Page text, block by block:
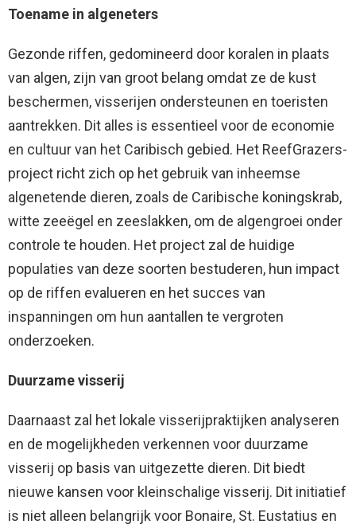
Toename in algeneters
Gezonde riffen, gedomineerd door koralen in plaats
van algen, zijn van groot belang omdat ze de kust
beschermen, visserijen ondersteunen en toeristen
aantrekken. Dit alles is essentieel voor de economie
en cultuur van het Caribisch gebied. Het ReefGrazers-
project richt zich op het gebruik van inheemse
algenetende dieren, zoals de Caribische koningskrab,
witte zeeëgel en zeeslakken, om de algengroei onder
controle te houden. Het project zal de huidige
populaties van deze soorten bestuderen, hun impact
op de riffen evalueren en het succes van
inspanningen om hun aantallen te vergroten
onderzoeken.
Duurzame visserij
Daarnaast zal het lokale visserijpraktijken analyseren
en de mogelijkheden verkennen voor duurzame
visserij op basis van uitgezette dieren. Dit biedt
nieuwe kansen voor kleinschalige visserij. Dit initiatief
is niet alleen belangrijk voor Bonaire, St. Eustatius en